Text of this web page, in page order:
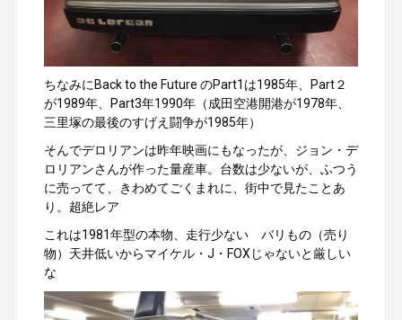
ちなみにBack to the Future のPart1は1985年、Part２
が1989年、Part3年1990年（成田空港開港が1978年、
三里塚の最後のすげえ闘争が1985年）
そんでデロリアンは昨年映画にもなったが、ジョン・デ
ロリアンさんが作った量産車。台数は少ないが、ふつう
に売ってて、きわめてごくまれに、街中で見たことあ
り。超絶レア
これは1981年型の本物、走行少ない バリもの（売り
物）天井低いからマイケル・J・FOXじゃないと厳しい
な